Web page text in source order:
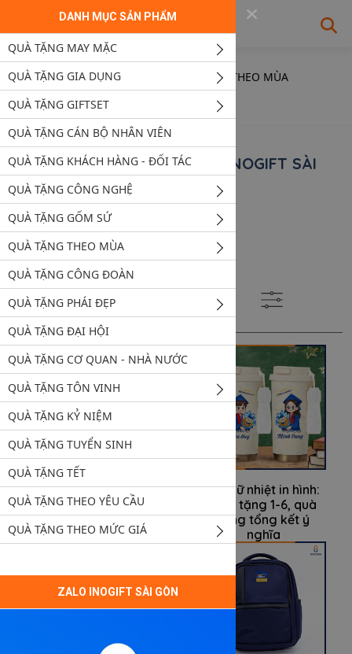
MENU
Trang Chủ / Sản Phẩm
QUÀ TẶNG THEO MÙA
Quà Tặng Tựu Trường / Tổng Kết
DANH MỤC SẢN PHẨM CỦA INOGIFT SÀI
GÒN
Hiển thị1 - 8 của 8 sản phẩm
Xem:
Sắp xếp:
Balo học sinh tiểu
học: Quà tặng 1-6 ý
nghĩa cho công ty
Ly giữ nhiệt in hình:
Quà tặng 1-6, quà
tặng tổng kết ý
nghĩa
DANH MỤC SẢN PHẨM
QUÀ TẶNG MAY MẶC
QUÀ TẶNG GIA DỤNG
QUÀ TẶNG GIFTSET
QUÀ TẶNG CÁN BỘ NHÂN VIÊN
QUÀ TẶNG KHÁCH HÀNG - ĐỐI TÁC
QUÀ TẶNG CÔNG NGHỆ
QUÀ TẶNG GỐM SỨ
QUÀ TẶNG THEO MÙA
QUÀ TẶNG CÔNG ĐOÀN
QUÀ TẶNG PHÁI ĐẸP
QUÀ TẶNG ĐẠI HỘI
QUÀ TẶNG CƠ QUAN - NHÀ NƯỚC
QUÀ TẶNG TÔN VINH
QUÀ TẶNG KỶ NIỆM
QUÀ TẶNG TUYỂN SINH
QUÀ TẶNG TẾT
QUÀ TẶNG THEO YÊU CẦU
QUÀ TẶNG THEO MỨC GIÁ
ZALO INOGIFT SÀI GÒN